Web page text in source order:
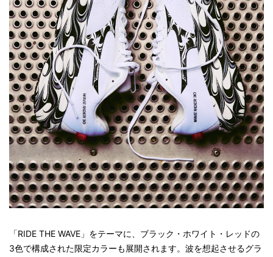
「RIDE THE WAVE」をテーマに、ブラック・ホワイト・レッドの
3色で構成された限定カラーも展開されます。波を想起させるグラ